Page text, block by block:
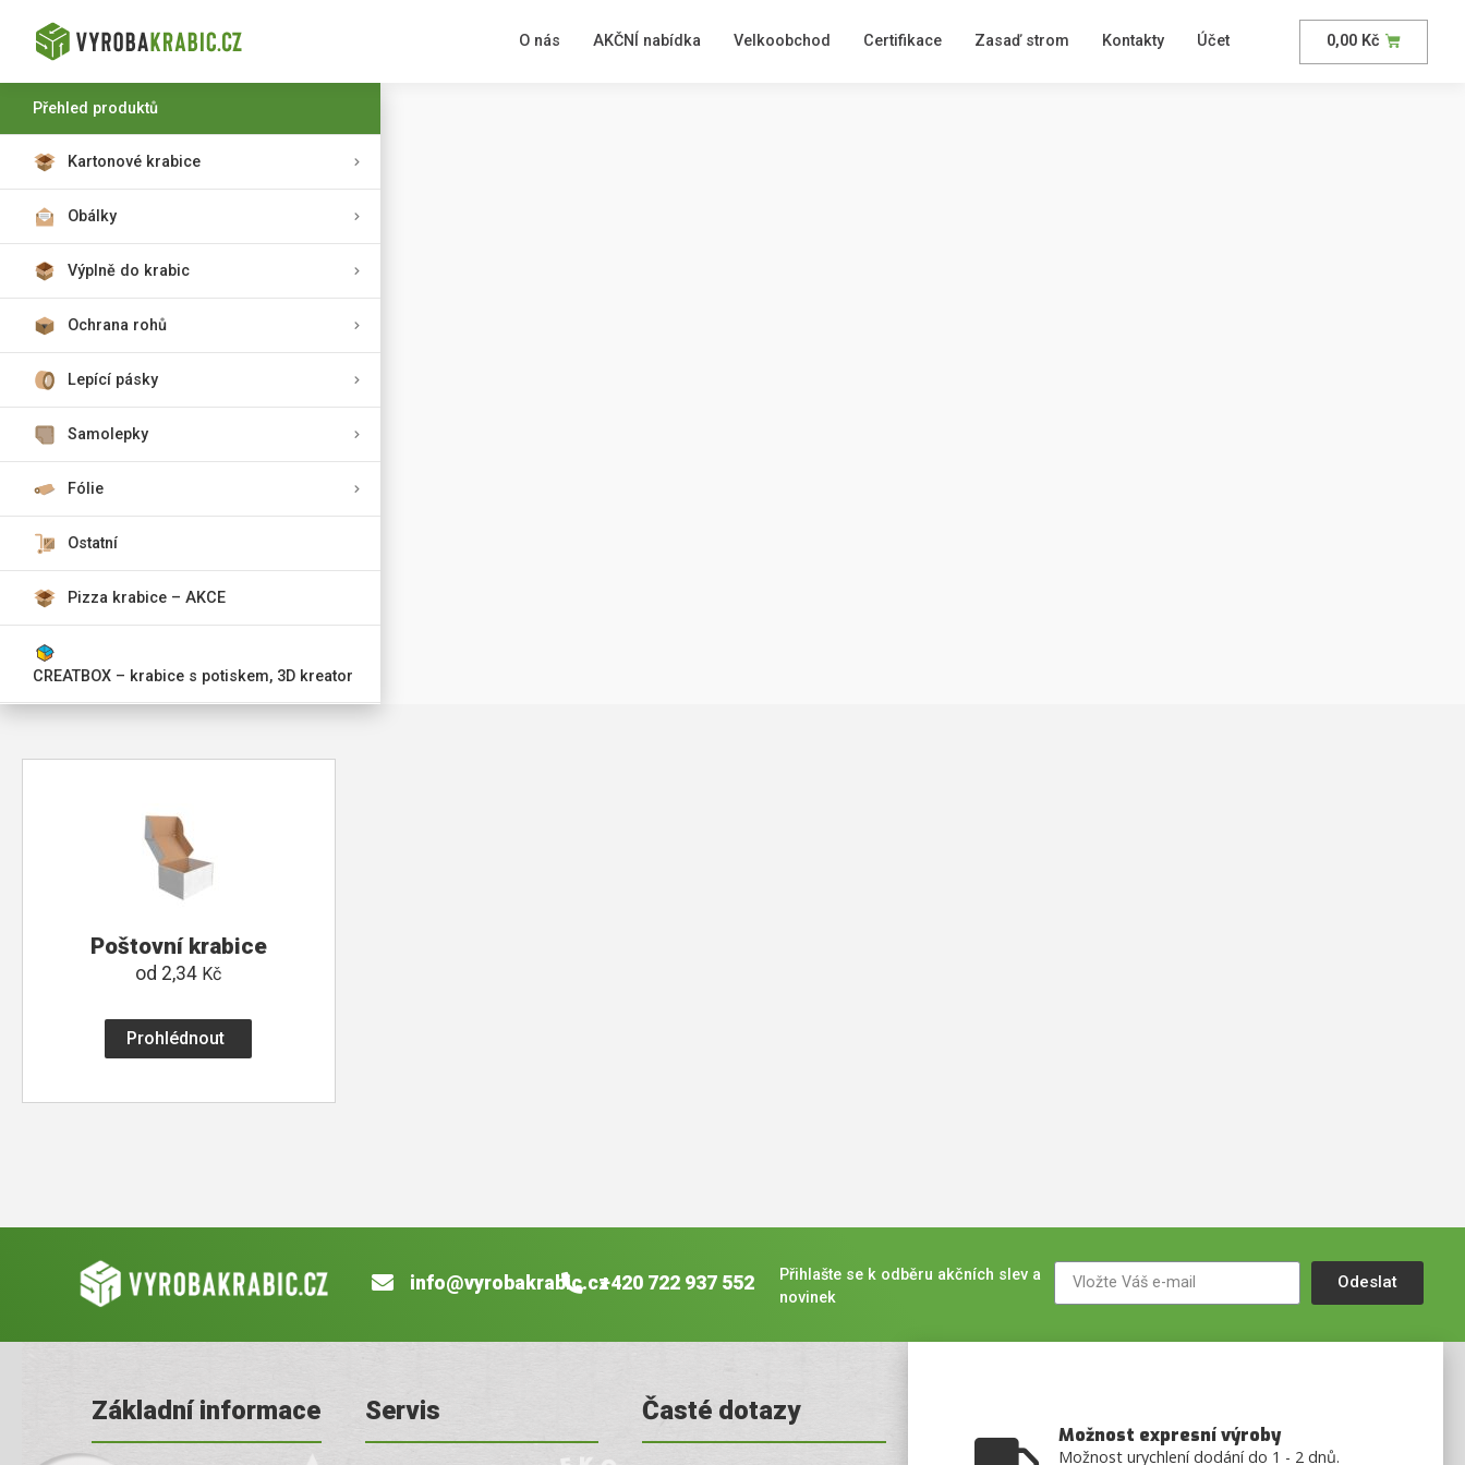
O nás AKČNÍ nabídka Velkoobchod Certifikace Zasaď strom Kontakty Účet 0,00 Kč
Přehled produktů
Kartonové krabice
Obálky
Výplně do krabic
Ochrana rohů
Lepící pásky
Samolepky
Fólie
Ostatní
Pizza krabice – AKCE
CREATBOX – krabice s potiskem, 3D kreator
Poštovní krabice
od 2,34 Kč
Prohlédnout
info@vyrobakrabic.cz+420 722 937 552
Přihlašte se k odběru akčních slev a
novinek
Odeslat
Základní informace Servis Časté dotazy
Možnost expresní výroby
Možnost urychlení dodání do 1 - 2 dnů.